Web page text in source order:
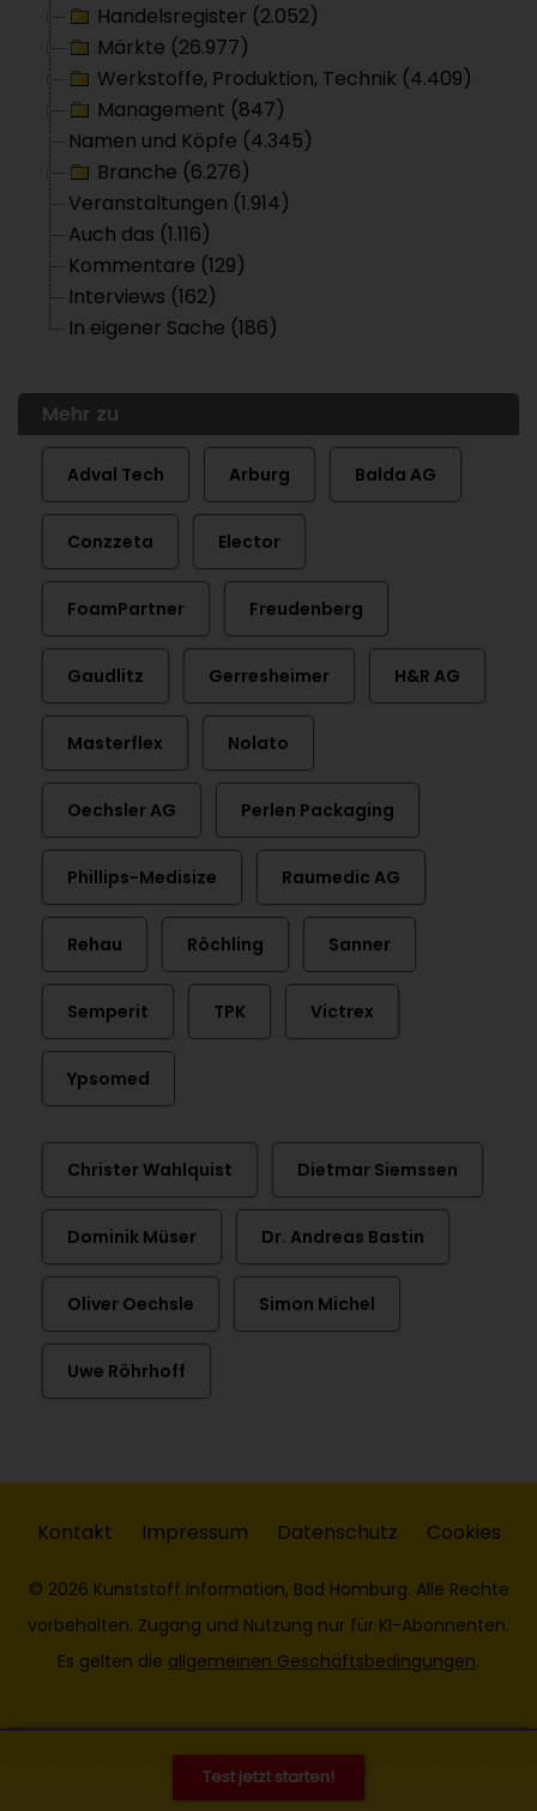
Handelsregister (2.052)
Märkte (26.977)
Werkstoffe, Produktion, Technik (4.409)
Management (847)
Namen und Köpfe (4.345)
Branche (6.276)
Veranstaltungen (1.914)
Auch das (1.116)
Kommentare (129)
Interviews (162)
In eigener Sache (186)
Mehr zu
Adval Tech Arburg Balda AG
Conzzeta Elector
FoamPartner Freudenberg
Gaudlitz Gerresheimer H&R AG
Masterflex Nolato
Oechsler AG Perlen Packaging
Phillips-Medisize Raumedic AG
Rehau Röchling Sanner
Semperit TPK Victrex
Ypsomed
Christer Wahlquist Dietmar Siemssen
Dominik Müser Dr. Andreas Bastin
Oliver Oechsle Simon Michel
Uwe Röhrhoff
Test jetzt starten!
Kontakt Impressum Datenschutz Cookies
© 2026 Kunststoff Information, Bad Homburg. Alle Rechte
vorbehalten. Zugang und Nutzung nur für KI-Abonnenten.
Es gelten die allgemeinen Geschäftsbedingungen.